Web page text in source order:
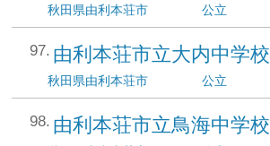
秋田県由利本荘市 公立
由利本荘市立大内中学校
秋田県由利本荘市 公立
由利本荘市立鳥海中学校